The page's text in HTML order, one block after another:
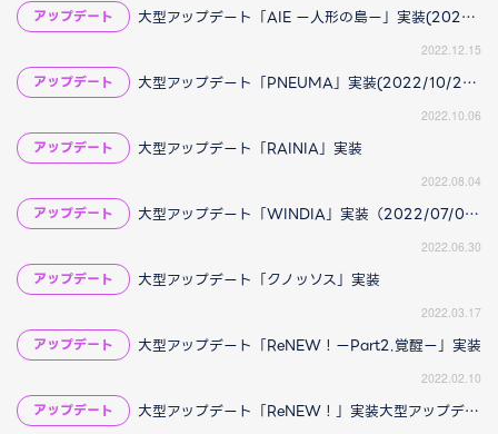
アップデート 大型アップデート「AIE ー人形の島ー」実装(2022/12/23 14:30 更新)
2022.12.15
アップデート 大型アップデート「PNEUMA」実装(2022/10/27 15:00 更新)
2022.10.06
アップデート 大型アップデート「RAINIA」実装
2022.08.04
アップデート 大型アップデート「WINDIA」実装（2022/07/08 18:45追記）
2022.06.30
アップデート 大型アップデート「クノッソス」実装
2022.03.17
アップデート 大型アップデート「ReNEW！ーPart2.覚醒ー」実装
2022.02.10
アップデート 大型アップデート「ReNEW！」実装大型アップデート「ReNEW！」実装（2021/12/23 15:00更新）